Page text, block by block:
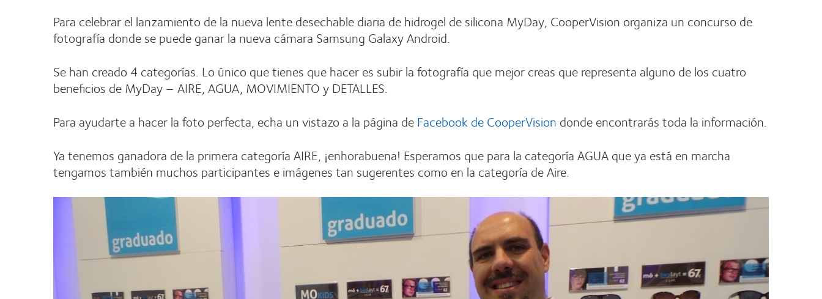
Para celebrar el lanzamiento de la nueva lente desechable diaria de hidrogel de silicona MyDay, CooperVision organiza un concurso de
fotografía donde se puede ganar la nueva cámara Samsung Galaxy Android.
Se han creado 4 categorías. Lo único que tienes que hacer es subir la fotografía que mejor creas que representa alguno de los cuatro
beneficios de MyDay – AIRE, AGUA, MOVIMIENTO y DETALLES.
Para ayudarte a hacer la foto perfecta, echa un vistazo a la página deFacebook de CooperVision donde encontrarás toda la información.
Ya tenemos ganadora de la primera categoría AIRE, ¡enhorabuena! Esperamos que para la categoría AGUA que ya está en marcha
tengamos también muchos participantes e imágenes tan sugerentes como en la categoría de Aire.